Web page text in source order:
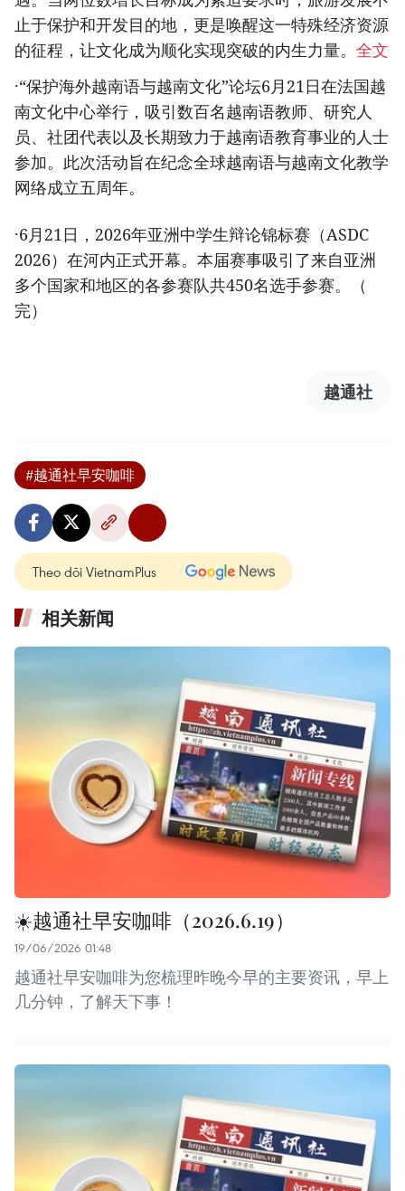
止于保护和开发目的地，更是唤醒这一特殊经济资源
的征程，让文化成为顺化实现突破的内生力量。 全文
·“保护海外越南语与越南文化”论坛6月21日在法国越
南文化中心举行，吸引数百名越南语教师、研究人
员、社团代表以及长期致力于越南语教育事业的人士
参加。此次活动旨在纪念全球越南语与越南文化教学
网络成立五周年。
·6月21日，2026年亚洲中学生辩论锦标赛（ASDC
2026）在河内正式开幕。本届赛事吸引了来自亚洲
多个国家和地区的各参赛队共450名选手参赛。（
完）
越通社
#越通社早安咖啡
Theo dõi VietnamPlus
相关新闻
☀️越通社早安咖啡（2026.6.19）
19/06/2026 01:48
越通社早安咖啡为您梳理昨晚今早的主要资讯，早上
几分钟，了解天下事！